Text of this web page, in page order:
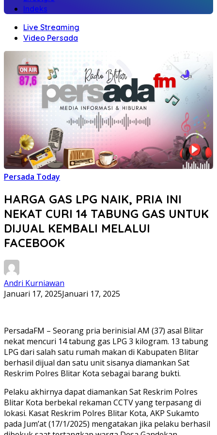
Indeks
Live Streaming
Video Persada
Persada Today
HARGA GAS LPG NAIK, PRIA INI
NEKAT CURI 14 TABUNG GAS UNTUK
DIJUAL KEMBALI MELALUI
FACEBOOK
Andri Kurniawan
Januari 17, 2025Januari 17, 2025
PersadaFM – Seorang pria berinisial AM (37) asal Blitar
nekat mencuri 14 tabung gas LPG 3 kilogram. 13 tabung
LPG dari salah satu rumah makan di Kabupaten Blitar
berhasil dijual dan satu unit sisanya diamankan Sat
Reskrim Polres Blitar Kota sebagai barang bukti.
Pelaku akhirnya dapat diamankan Sat Reskrim Polres
Blitar Kota berbekal rekaman CCTV yang terpasang di
lokasi. Kasat Reskrim Polres Blitar Kota, AKP Sukamto
pada Jum’at (17/1/2025) mengatakan jika pelaku berhasil